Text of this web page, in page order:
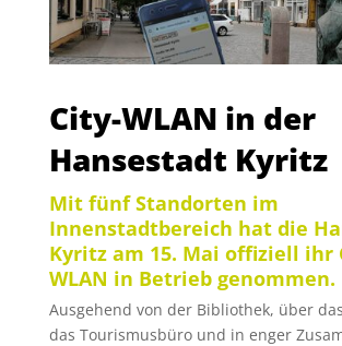
City-WLAN in der
Hansestadt Kyritz
Mit fünf Standorten im
Innenstadtbereich hat die
Kyritz am 15. Mai offiziell ihr
WLAN in Betrieb genommen.
Ausgehend von der Bibliothek, über
das Tourismusbüro und in enger